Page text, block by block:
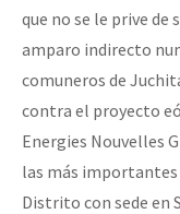
Otras secciones
Semillero Guerra
la naturaleza bajo
Libros para
que no se le prive
amparo indirecto
comuneros de
contra el proyecto
Energies Nouvelles
las más importantes
Distrito con sede en